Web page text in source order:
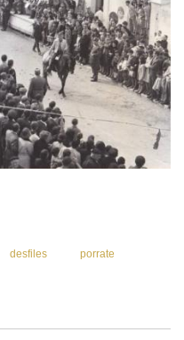
desfiles porrate